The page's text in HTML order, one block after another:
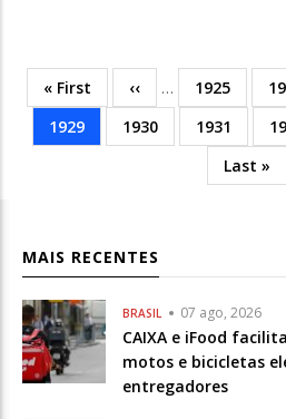
Paginação
Primeira
página
« First
Página
anterior
‹‹ … Página
1925
Página
atual
1929 Página
1930 Página
1931
Última
página
Last »
MAIS RECENTES
BRASIL 07 ago, 2026
CAIXA e iFood
motos e bicicletas
entregadores